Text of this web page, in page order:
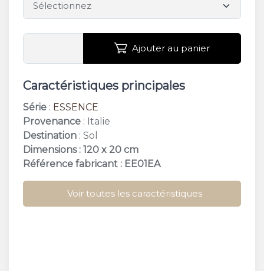
Ajouter au panier
Caractéristiques principales
Série : ESSENCE
Provenance : Italie
Destination : Sol
Dimensions : 120 x 20 cm
Référence fabricant : EE01EA
Voir toutes les caractéristiques